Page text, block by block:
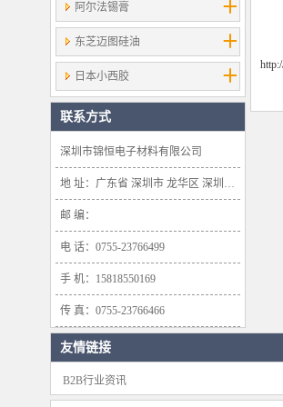
阿尔法锡膏
东芝迈图硅油
日本小西胶
联系方式
深圳市锦恒电子材料有限公司
地 址：广东省 深圳市 龙华区 深圳市龙华新区大浪办事处浪口社区华盛路134号雍景轩商业大厦1638号
邮 编：
电 话：0755-23766499
手 机：15818550169
传 真：0755-23766466
友情链接
B2B行业资讯